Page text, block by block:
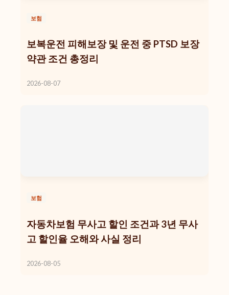
보험
보복운전 피해보장 및 운전 중 PTSD 보장
약관 조건 총정리
2026-08-07
보험
자동차보험 무사고 할인 조건과 3년 무사
고 할인율 오해와 사실 정리
2026-08-05